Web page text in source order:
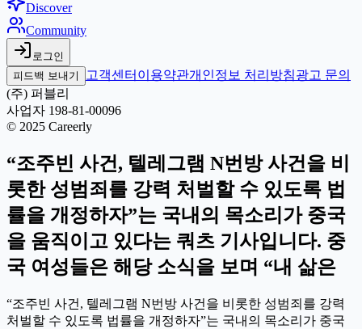
Discover
Community
로그인
피드백 보내기
고객센터 이용약관개인정보 처리방침광고 문의
(주) 퍼블리
사업자 198-81-00096
© 2025 Careerly
“조주빈 사건, 텔레그램 N번방 사건을 비
롯한 성범죄를 강력 처벌할 수 있도록 법
률을 개정하자”는 국내의 목소리가 중국
을 움직이고 있다는 쿼츠 기사입니다. 중
국 여성들은 해당 소식을 보며 “내 삶은
“조주빈 사건, 텔레그램 N번방 사건을 비롯한 성범죄를 강력
처벌할 수 있도록 법률을 개정하자”는 국내의 목소리가 중국